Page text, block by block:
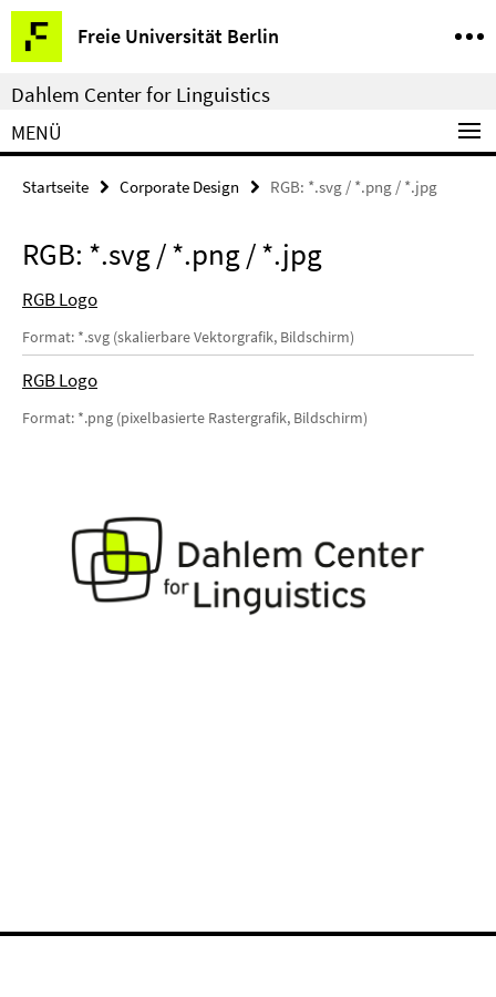
Springe
direkt
zu
Inhalt
Freie Universität Berlin
Service-
Navigation
Dahlem Center for Linguistics
MENÜ
Startseite Corporate Design RGB: *.svg / *.png / *.jpg
RGB: *.svg / *.png / *.jpg
RGB Logo
Format: *.svg (skalierbare Vektorgrafik, Bildschirm)
RGB Logo
Format: *.png (pixelbasierte Rastergrafik, Bildschirm)